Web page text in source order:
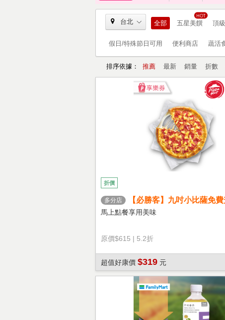
台北 全部 五星美饌 頂
假日/特殊節日可用 便利商店 蔬活
排序依據： 推薦 最新 銷量 折數
折價
多分店
【必勝客】九吋小比薩免
心餅皮】享樂券
馬上點餐享用美味
原價$615 | 5.2折
超值好康價 $319 元